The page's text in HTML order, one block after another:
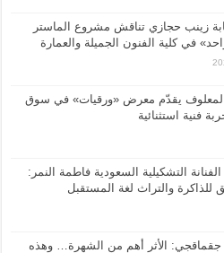
زينب حجازي تناقش مشروع الماستر
في كلية الفنون الجميلة والعمارة
المعلوف يقدّم معرض «ورقيات» في سوق
فنية استثنائية
التشكيلية السعودية فاطمة النمر:
للذاكرة والتراث لغة المستقبل
جقماقجي: الأثر أهم من الشهرة… وهذه